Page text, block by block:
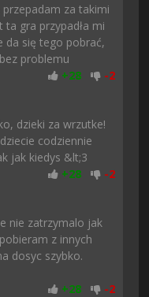
za takimi
gra przypadła mi
da się tego pobrać,
problemu
+28 -2
dzieki za wrzutke!
codziennie
jak kiedys &lt;3
+28 -2
nie zatrzymalo jak
z innych
dosyc szybko.
+28 -2